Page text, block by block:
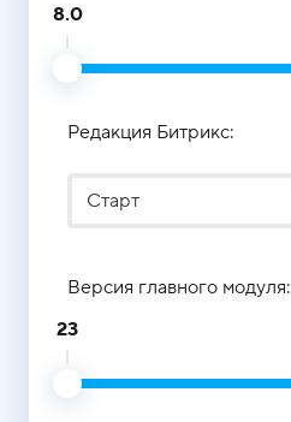
8.0
Редакция Битрикс:
Старт
Версия главного модуля:
23